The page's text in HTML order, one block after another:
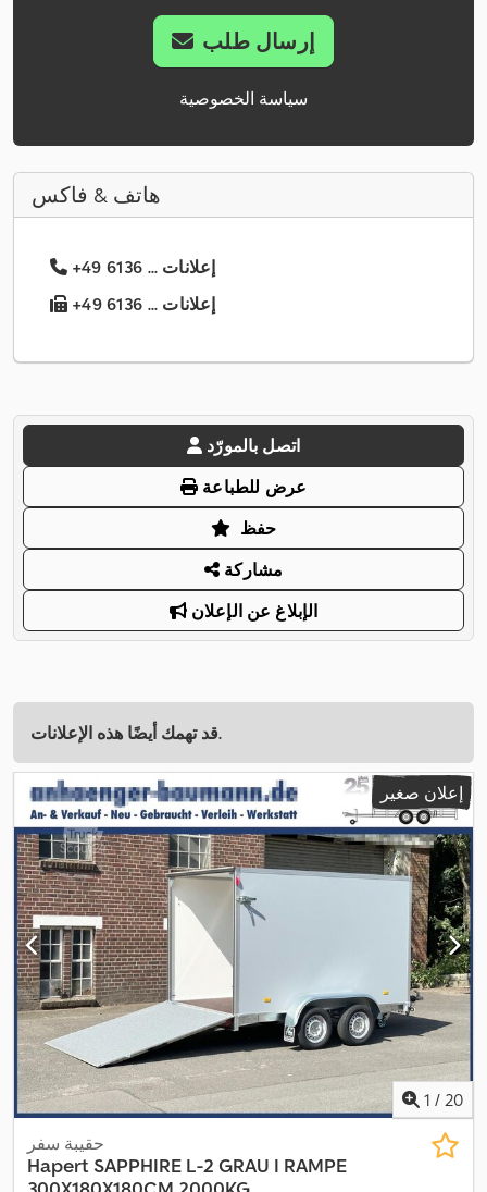
إرسال طلب
سياسة الخصوصية
هاتف & فاكس
+49 6136 ... إعلانات
+49 6136 ... إعلانات
اتصل بالمورّد
عرض للطباعة
حفظ
مشاركة
الإبلاغ عن الإعلان
قد تهمك أيضًا هذه الإعلانات.
إعلان صغير
1 / 20
حقيبة سفر
Hapert SAPPHIRE L-2 GRAU I RAMPE